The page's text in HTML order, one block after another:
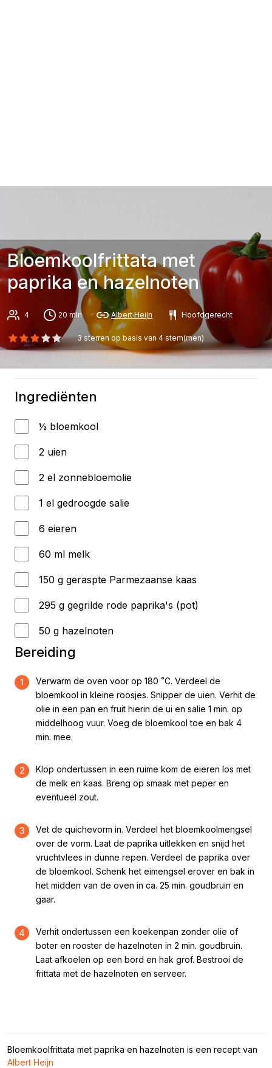
Bloemkoolfrittata met
paprika en hazelnoten
4 20 min Albert Heijn Hoofdgerecht
3sterren op basis van 4stem(men)
Ingrediënten
½ bloemkool
2 uien
2 el zonnebloemolie
1 el gedroogde salie
6 eieren
60 ml melk
150 g geraspte Parmezaanse kaas
295 g gegrilde rode paprika's (pot)
50 g hazelnoten
Bereiding
1
Verwarm de oven voor op 180 ˚C. Verdeel de
bloemkool in kleine roosjes. Snipper de uien. Verhit de
olie in een pan en fruit hierin de ui en salie 1 min. op
middelhoog vuur. Voeg de bloemkool toe en bak 4
min. mee.
2
Klop ondertussen in een ruime kom de eieren los met
de melk en kaas. Breng op smaak met peper en
eventueel zout.
3
Vet de quichevorm in. Verdeel het bloemkoolmengsel
over de vorm. Laat de paprika uitlekken en snijd het
vruchtvlees in dunne repen. Verdeel de paprika over
de bloemkool. Schenk het eimengsel erover en bak in
het midden van de oven in ca. 25 min. goudbruin en
gaar.
4
Verhit ondertussen een koekenpan zonder olie of
boter en rooster de hazelnoten in 2 min. goudbruin.
Laat afkoelen op een bord en hak grof. Bestrooi de
frittata met de hazelnoten en serveer.
Bloemkoolfrittata met paprika en hazelnoten is een recept van
Albert Heijn